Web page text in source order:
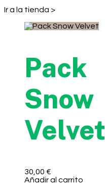
Ir a la tienda >
Pack
Snow
Velvet
30,00 €
Añadir al carrito